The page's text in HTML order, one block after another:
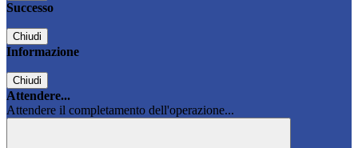
Successo
Chiudi
Informazione
Chiudi
Attendere...
Attendere il completamento dell'operazione...